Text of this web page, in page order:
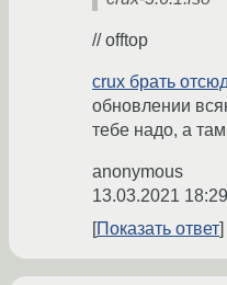
// offtop
crux брать
обновлении
тебе надо, а
anonymous
13.03.2021
Показать ответ